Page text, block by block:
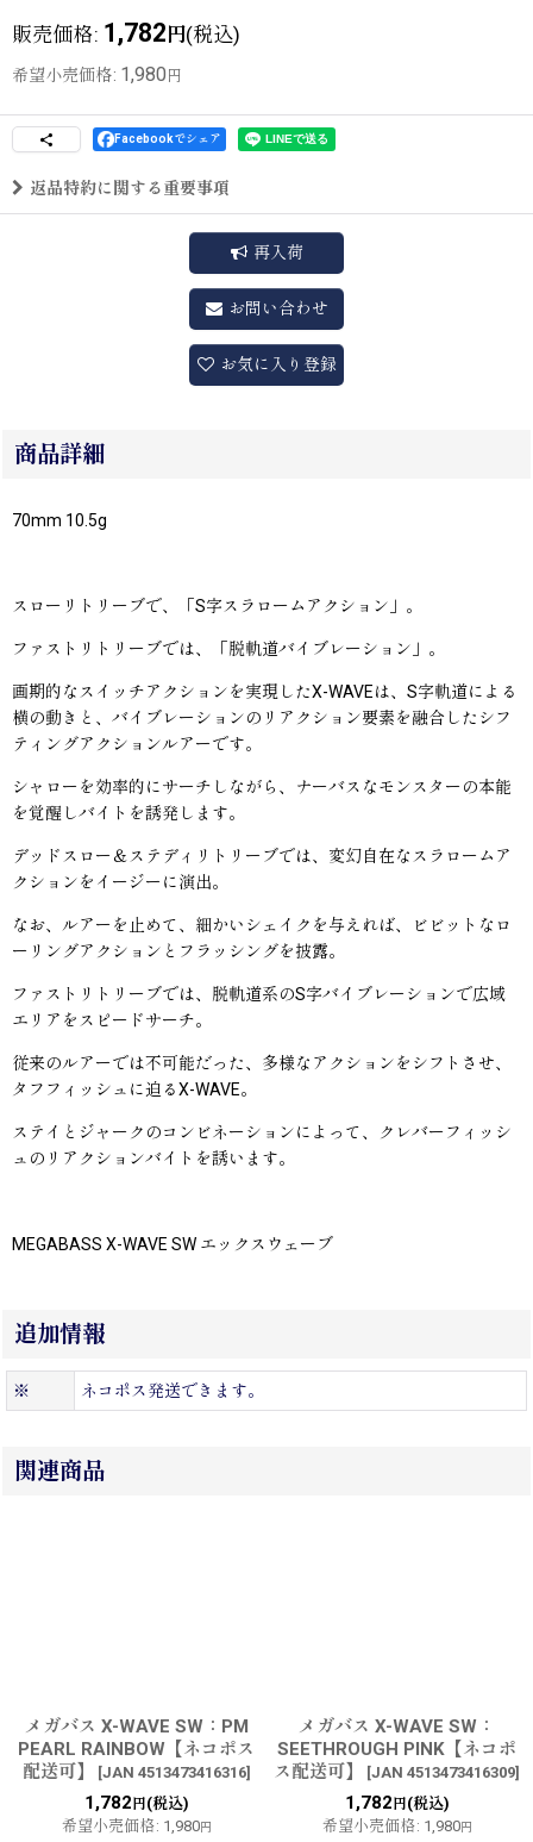
販売価格: 1,782円(税込)
希望小売価格: 1,980 円
Facebookでシェア
返品特約に関する重要事項
再入荷
お問い合わせ
お気に入り登録
商品詳細
70mm 10.5g
スローリトリーブで、「S字スラロームアクション」。
ファストリトリーブでは、「脱軌道バイブレーション」。
画期的なスイッチアクションを実現したX-WAVEは、S字軌道による
横の動きと、バイブレーションのリアクション要素を融合したシフ
ティングアクションルアーです。
シャローを効率的にサーチしながら、ナーバスなモンスターの本能
を覚醒しバイトを誘発します。
デッドスロー＆ステディリトリーブでは、変幻自在なスラロームア
クションをイージーに演出。
なお、ルアーを止めて、細かいシェイクを与えれば、ビビットなロ
ーリングアクションとフラッシングを披露。
ファストリトリーブでは、脱軌道系のS字バイブレーションで広域
エリアをスピードサーチ。
従来のルアーでは不可能だった、多様なアクションをシフトさせ、
タフフィッシュに迫るX-WAVE。
ステイとジャークのコンビネーションによって、クレバーフィッシ
ュのリアクションバイトを誘います。
MEGABASS X-WAVE SW エックスウェーブ
追加情報
※ ネコポス発送できます。
関連商品
メガバス X-WAVE SW：PM
PEARL RAINBOW【ネコポス
配送可】
[JAN 4513473416316]
1,782 円(税込)
希望小売価格: 1,980円
メガバス X-WAVE SW：
SEETHROUGH PINK【ネコポ
ス配送可】
[JAN 4513473416309]
1,782 円(税込)
希望小売価格: 1,980円